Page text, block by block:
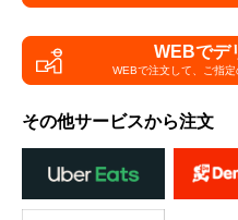
WEBでデ
WEBで注文して、 ご指
その他サービスから注文